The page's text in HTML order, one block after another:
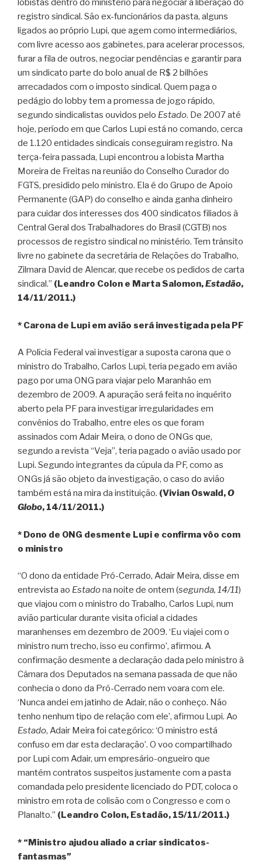
lobistas dentro do ministério para negociar a liberação do
registro sindical. São ex-funcionários da pasta, alguns
ligados ao próprio Lupi, que agem como intermediários,
com livre acesso aos gabinetes, para acelerar processos,
furar a fila de outros, negociar pendências e garantir para
um sindicato parte do bolo anual de R$ 2 bilhões
arrecadados com o imposto sindical. Quem paga o
pedágio do lobby tem a promessa de jogo rápido,
segundo sindicalistas ouvidos pelo Estado. De 2007 até
hoje, período em que Carlos Lupi está no comando, cerca
de 1.120 entidades sindicais conseguiram registro. Na
terça-feira passada, Lupi encontrou a lobista Martha
Moreira de Freitas na reunião do Conselho Curador do
FGTS, presidido pelo ministro. Ela é do Grupo de Apoio
Permanente (GAP) do conselho e ainda ganha dinheiro
para cuidar dos interesses dos 400 sindicatos filiados à
Central Geral dos Trabalhadores do Brasil (CGTB) nos
processos de registro sindical no ministério. Tem trânsito
livre no gabinete da secretária de Relações do Trabalho,
Zilmara David de Alencar, que recebe os pedidos de carta
sindical.” (Leandro Colon e Marta Salomon,Estadão,
14/11/2011.)
* Carona de Lupi em avião será investigada pela PF
A Polícia Federal vai investigar a suposta carona que o
ministro do Trabalho, Carlos Lupi, teria pegado em avião
pago por uma ONG para viajar pelo Maranhão em
dezembro de 2009. A apuração será feita no inquérito
aberto pela PF para investigar irregularidades em
convênios do Trabalho, entre eles os que foram
assinados com Adair Meira, o dono de ONGs que,
segundo a revista “Veja”, teria pagado o avião usado por
Lupi. Segundo integrantes da cúpula da PF, como as
ONGs já são objeto da investigação, o caso do avião
também está na mira da instituição. (Vivian Oswald,O
Globo, 14/11/2011.)
* Dono de ONG desmente Lupi e confirma vôo com
o ministro
“O dono da entidade Pró-Cerrado, Adair Meira, disse em
entrevista ao Estadona noite de ontem (segunda, 14/11)
que viajou com o ministro do Trabalho, Carlos Lupi, num
avião particular durante visita oficial a cidades
maranhenses em dezembro de 2009. ‘Eu viajei com o
ministro num trecho, isso eu confirmo’, afirmou. A
confirmação desmente a declaração dada pelo ministro à
Câmara dos Deputados na semana passada de que não
conhecia o dono da Pró-Cerrado nem voara com ele.
‘Nunca andei em jatinho de Adair, não o conheço. Não
tenho nenhum tipo de relação com ele’, afirmou Lupi. Ao
Estado, Adair Meira foi categórico: ‘O ministro está
confuso em dar esta declaração’. O voo compartilhado
por Lupi com Adair, um empresário-ongueiro que
mantém contratos suspeitos justamente com a pasta
comandada pelo presidente licenciado do PDT, coloca o
ministro em rota de colisão com o Congresso e com o
Planalto.” (Leandro Colon, Estadão, 15/11/2011.)
* “Ministro ajudou aliado a criar sindicatos-
fantasmas”